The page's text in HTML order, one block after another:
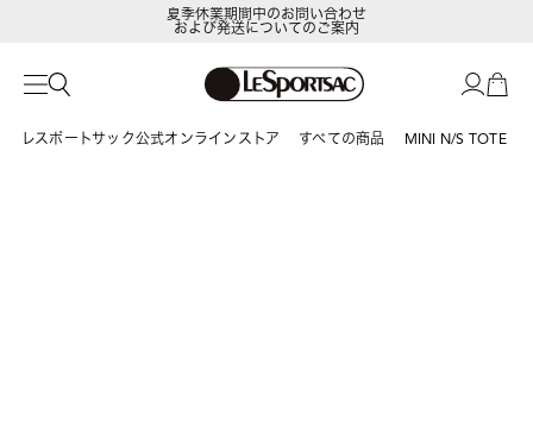
LeSportsac Member's Club
夏季休業期間中のお問い合わせ
および発送についてのご案内
レスポートサック公式オンラインストア すべての商品 MINI N/S TOTE